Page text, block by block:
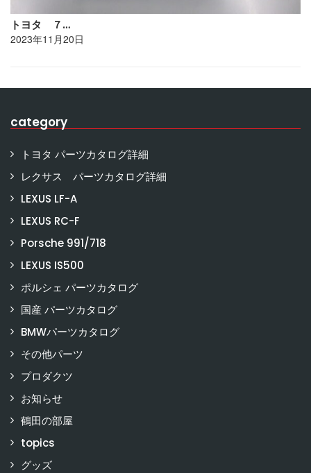
トヨタ ７…
2023年11月20日
category
トヨタ パーツカタログ詳細
レクサス パーツカタログ詳細
LEXUS LF-A
LEXUS RC-F
Porsche 991/718
LEXUS IS500
ポルシェ パーツカタログ
国産 パーツカタログ
BMWパーツカタログ
その他パーツ
プロダクツ
お知らせ
鶴田の部屋
topics
グッズ